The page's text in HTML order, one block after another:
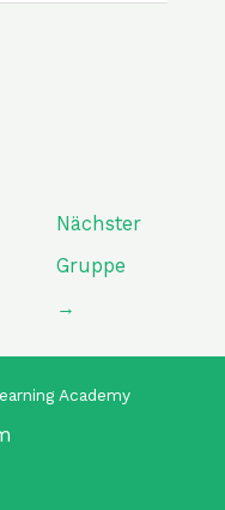
Nächster
Gruppe
→
Academy